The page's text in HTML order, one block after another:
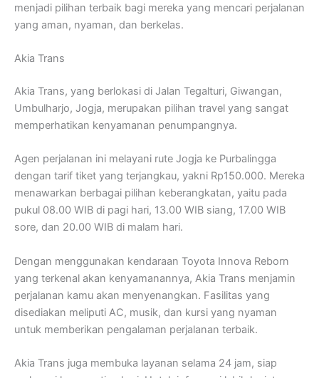
menjadi pilihan terbaik bagi mereka yang mencari perjalanan
yang aman, nyaman, dan berkelas.
Akia Trans
Akia Trans, yang berlokasi di Jalan Tegalturi, Giwangan,
Umbulharjo, Jogja, merupakan pilihan travel yang sangat
memperhatikan kenyamanan penumpangnya.
Agen perjalanan ini melayani rute Jogja ke Purbalingga
dengan tarif tiket yang terjangkau, yakni Rp150.000. Mereka
menawarkan berbagai pilihan keberangkatan, yaitu pada
pukul 08.00 WIB di pagi hari, 13.00 WIB siang, 17.00 WIB
sore, dan 20.00 WIB di malam hari.
Dengan menggunakan kendaraan Toyota Innova Reborn
yang terkenal akan kenyamanannya, Akia Trans menjamin
perjalanan kamu akan menyenangkan. Fasilitas yang
disediakan meliputi AC, musik, dan kursi yang nyaman
untuk memberikan pengalaman perjalanan terbaik.
Akia Trans juga membuka layanan selama 24 jam, siap